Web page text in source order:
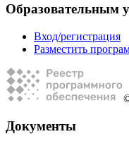
Образовательным
Вход/регистрация
Разместить
Документы